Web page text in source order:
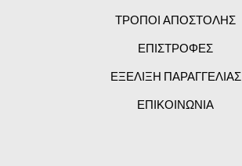
ΤΡΟΠΟΙ ΑΠΟΣΤΟΛΗΣ
ΕΠΙΣΤΡΟΦΕΣ
ΕΞΕΛΙΞΗ ΠΑΡΑΓΓΕΛΙΑΣ
ΕΠΙΚΟΙΝΩΝΙΑ